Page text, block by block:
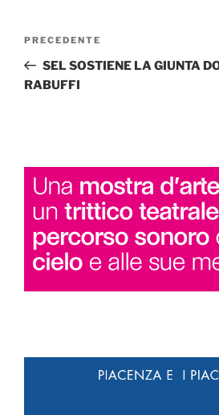
Articolo
precedente:
PRECEDENTE
SEL SOSTIENE LA GIUNTA
RABUFFI